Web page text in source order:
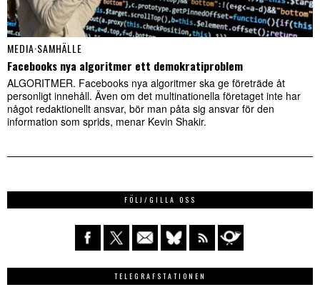
MEDIA·SAMHÄLLE
Facebooks nya algoritmer ett demokratiproblem
ALGORITMER. Facebooks nya algoritmer ska ge företräde åt
personligt innehåll. Även om det multinationella företaget inte har
något redaktionellt ansvar, bör man påta sig ansvar för den
information som sprids, menar Kevin Shakir.
FÖLJ/GILLA OSS
TELEGRAFSTATIONEN